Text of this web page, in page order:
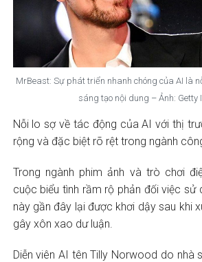
MrBeast: Sự phát triển nhanh chóng của AI là
sáng tạo nội dung – Ảnh: Getty
Nỗi lo sợ về tác động của AI với thị
rộng và đặc biệt rõ rệt trong ngành
Trong ngành phim ảnh và trò chơi
cuộc biểu tình rầm rộ phản đối việc sử
này gần đây lại được khơi dậy sau khi
gây xôn xao dư luận.
Diễn viên AI tên Tilly Norwood do nhà